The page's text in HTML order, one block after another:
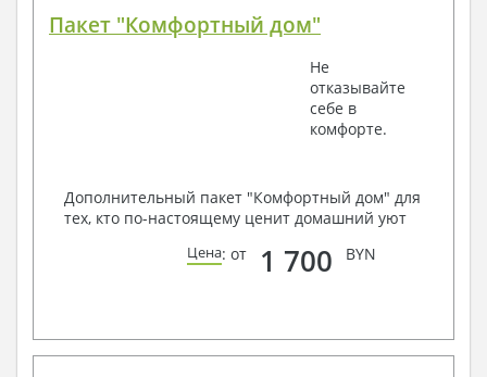
Пакет "Комфортный дом"
Не
отказывайте
себе в
комфорте.
Дополнительный пакет "Комфортный дом" для
тех, кто по-настоящему ценит домашний уют
Цена: от 1 700 BYN